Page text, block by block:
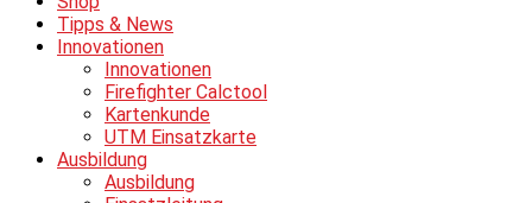
Tipps & News
Innovationen
Innovationen
Firefighter Calctool
Kartenkunde
UTM Einsatzkarte
Ausbildung
Ausbildung